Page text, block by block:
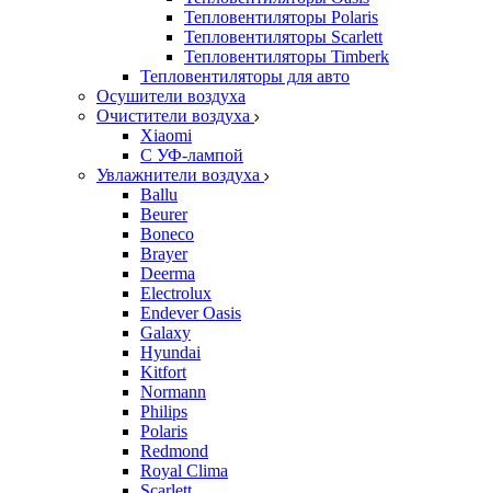
Тепловентиляторы Polaris
Тепловентиляторы Scarlett
Тепловентиляторы Timberk
Тепловентиляторы для авто
Осушители воздуха
Очистители воздуха
Xiaomi
С УФ-лампой
Увлажнители воздуха
Ballu
Beurer
Boneco
Brayer
Deerma
Electrolux
Endever Oasis
Galaxy
Hyundai
Kitfort
Normann
Philips
Polaris
Redmond
Royal Clima